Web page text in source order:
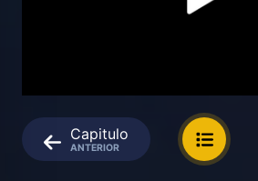
Capitulo
ANTERIOR